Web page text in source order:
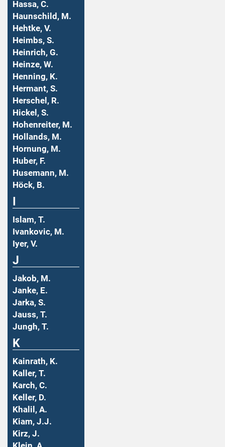
Hassa, C.
Haunschild, M.
Hehtke, V.
Heimbs, S.
Heinrich, G.
Heinze, W.
Henning, K.
Hermant, S.
Herschel, R.
Hickel, S.
Hohenreiter, M.
Hollands, M.
Hornung, M.
Huber, F.
Husemann, M.
Höck, B.
Islam, T.
Ivankovic, M.
Iyer, V.
J
Jakob, M.
Janke, E.
Jarka, S.
Jauss, T.
Jungh, T.
K
Kainrath, K.
Kaller, T.
Karch, C.
Keller, D.
Khalil, A.
Kiam, J.J.
Kirz, J.